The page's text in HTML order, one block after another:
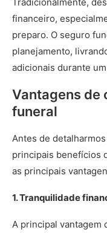
financeiro,
preparo. O seguro
planejamento,
adicionais durante
Vantagens de
funeral
Antes de
principais benefícios
as principais
1. Tranquilidade
A principal vantagem